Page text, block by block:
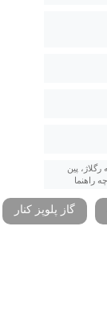
رگلاژ، پین
راهنما
گاز پلوپز کنار